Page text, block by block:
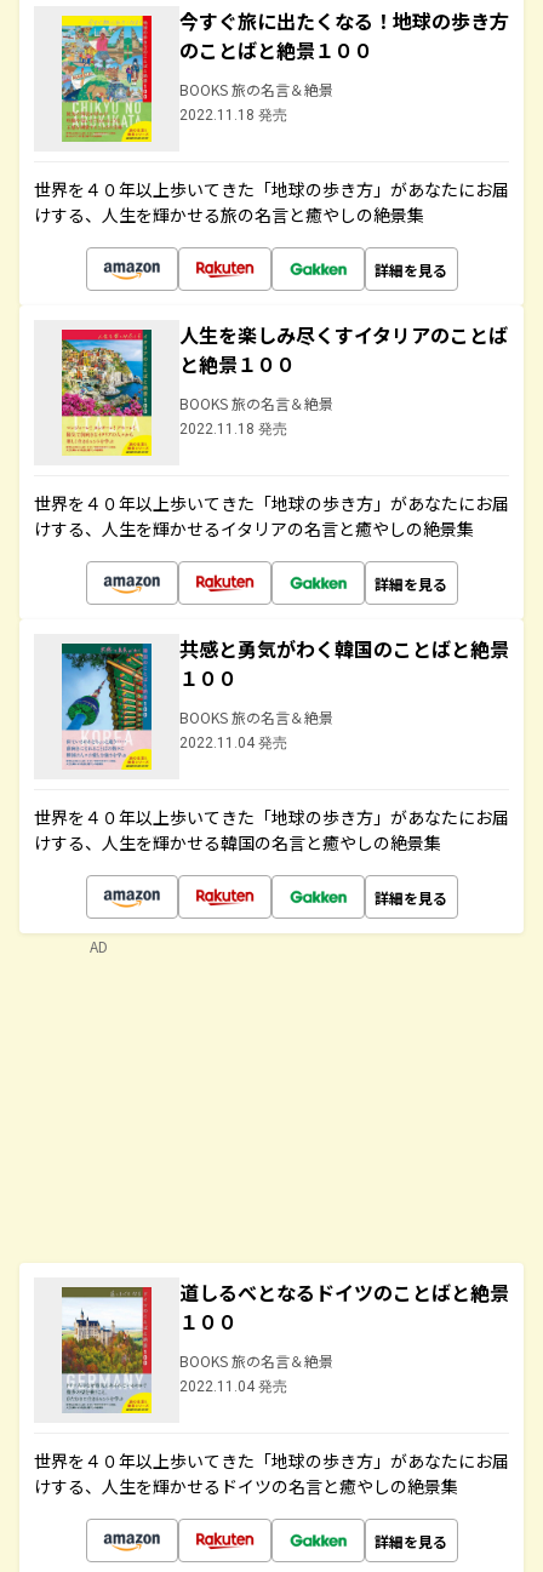
今すぐ旅に出たくなる！地球の歩き方
のことばと絶景１００
BOOKS 旅の名言＆絶景
2022.11.18 発売
世界を４０年以上歩いてきた「地球の歩き方」があなたにお届
けする、人生を輝かせる旅の名言と癒やしの絶景集
詳細を見る
人生を楽しみ尽くすイタリアのことば
と絶景１００
BOOKS 旅の名言＆絶景
2022.11.18 発売
世界を４０年以上歩いてきた「地球の歩き方」があなたにお届
けする、人生を輝かせるイタリアの名言と癒やしの絶景集
詳細を見る
共感と勇気がわく韓国のことばと絶景
１００
BOOKS 旅の名言＆絶景
2022.11.04 発売
世界を４０年以上歩いてきた「地球の歩き方」があなたにお届
けする、人生を輝かせる韓国の名言と癒やしの絶景集
詳細を見る
道しるべとなるドイツのことばと絶景
１００
BOOKS 旅の名言＆絶景
2022.11.04 発売
世界を４０年以上歩いてきた「地球の歩き方」があなたにお届
けする、人生を輝かせるドイツの名言と癒やしの絶景集
詳細を見る
AD